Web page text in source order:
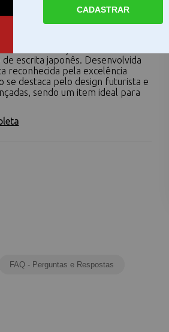
Edição Limitada Graphite
escrita japonês. Desenvolvida
reconhecida pela excelência
se destaca pelo design futurista e
sendo um item ideal para
FAQ - Perguntas e Respostas
CADASTRAR